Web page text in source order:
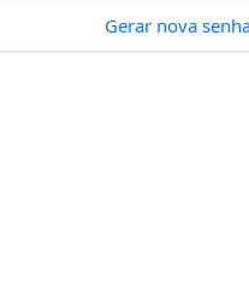
Gerar nova